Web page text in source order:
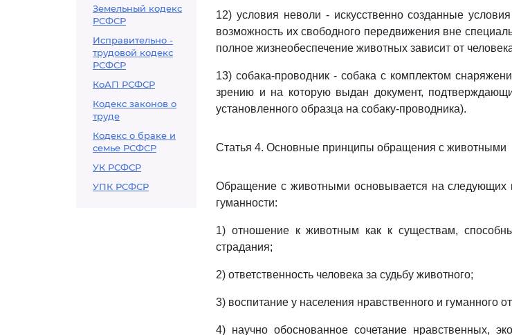
Земельный кодекс
РСФСР
Исправительно -
трудовой кодекс
РСФСР
КоАП РСФСР
Кодекс законов о
труде
Кодекс о браке и
семье РСФСР
УК РСФСР
УПК РСФСР
12) условия неволи - искусственно созданные
возможность их свободного передвижения вне
полное жизнеобеспечение животных зависит от
13) собака-проводник - собака с комплектом
зрению и на которую выдан документ,
установленного образца на собаку-проводника).
Статья 4. Основные принципы обращения с животными
Обращение с животными основывается на следующих
гуманности:
1) отношение к животным как к существам,
страдания;
2) ответственность человека за судьбу животного;
3) воспитание у населения нравственного и гуманного
4) научно обоснованное сочетание нравственных,